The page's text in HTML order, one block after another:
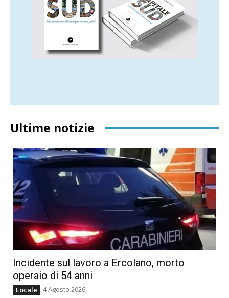
Ultime notizie
Incidente sul lavoro a Ercolano, morto
operaio di 54 anni
Locale 4 Agosto 2026